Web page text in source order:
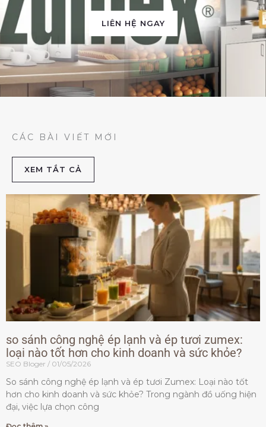
LIÊN HỆ NGAY
CÁC BÀI VIẾT MỚI
XEM TẮT CẢ
so sánh công nghệ ép lạnh và ép tươi zumex:
loại nào tốt hơn cho kinh doanh và sức khỏe?
SEO Bloger 01/05/2026
So sánh công nghệ ép lạnh và ép tươi Zumex: Loại nào tốt
hơn cho kinh doanh và sức khỏe? Trong ngành đồ uống hiện
đại, việc lựa chọn công